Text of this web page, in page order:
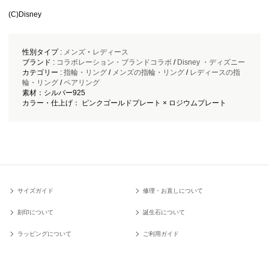
(C)Disney
性別タイプ : メンズ・ レディース
ブランド : コラボレーション・ブランドコラボ / Disney ・ディズニー
カテゴリー : 指輪・リング/ メンズの指輪・リング/ レディースの指
輪・リング/ペアリング
素材：シルバー925
カラー・仕上げ： ピンクゴールドプレート × ロジウムプレート
サイズガイド 修理・お直しについて
刻印について 誕生石について
ラッピングについて ご利用ガイド